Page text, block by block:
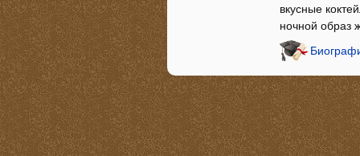
вкусные
ночной образ